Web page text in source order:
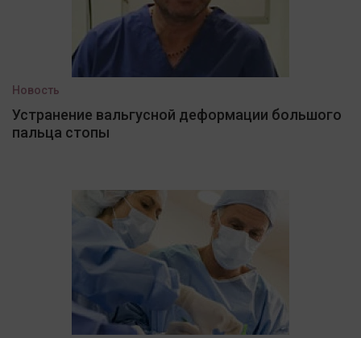
Новость
Устранение вальгусной деформации большого
пальца стопы